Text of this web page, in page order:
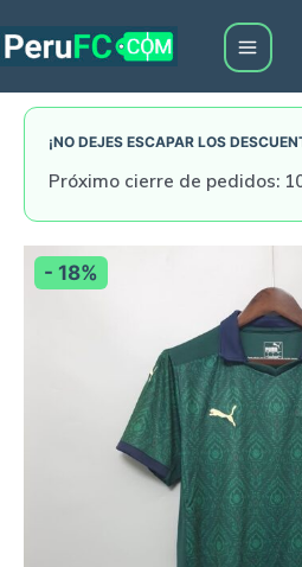
to
Main
Menu
¡NO DEJES ESCAPAR LOS
Próximo cierre de pedidos:
- 18%